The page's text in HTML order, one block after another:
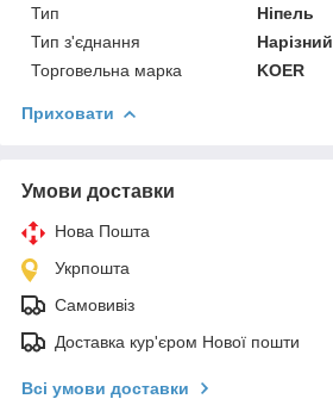
Тип
Ніпель
Тип з'єднання
Нарізний
Торговельна марка
KOER
Приховати
Умови доставки
Нова Пошта
Укрпошта
Самовивіз
Доставка кур'єром Нової пошти
Всі умови доставки